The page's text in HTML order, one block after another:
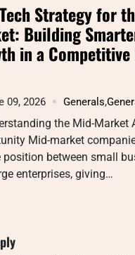
Strategy for
Building
in a
09, 2026 Generals,
the Mid-Market
Mid-market
position between small
enterprises, giving…